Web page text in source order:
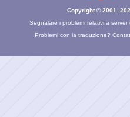
Copyright ©
Segnalare i problemi relativi a server
Problemi con la traduzione?